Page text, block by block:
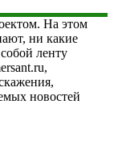
На этом
ни какие
ленту
новостей